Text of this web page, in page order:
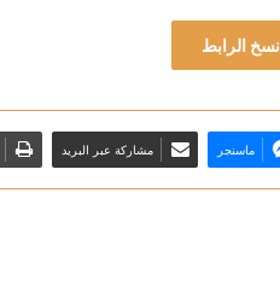
نسخ الرابط
ماسنجر مشاركة عبر البريد